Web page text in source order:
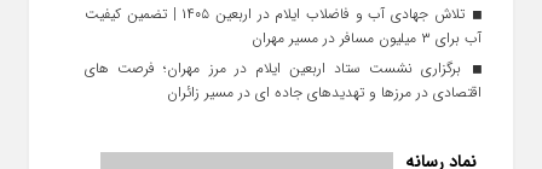
تلاش جهادی آب و فاضلاب ایلام در اربعین ۱۴۰۵ | تضمین کیفیت
آب برای ۳ میلیون مسافر در مسیر مهران
برگزاری نشست ستاد اربعین ایلام در مرز مهران؛ فرصت‌ های
اقتصادی در مرزها و تهدیدهای جاده‌ ای در مسیر زائران
نماد رسانه